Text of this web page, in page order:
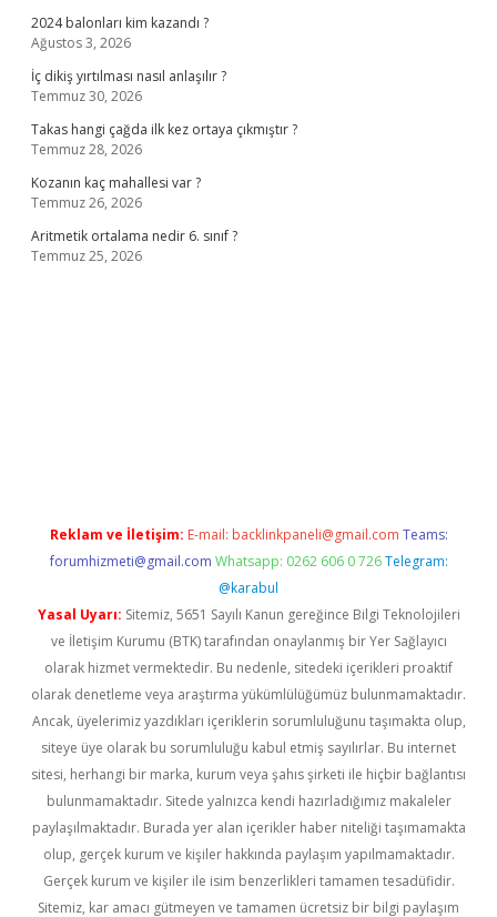
2024 balonları kim kazandı ?
Ağustos 3, 2026
İç dikiş yırtılması nasıl anlaşılır ?
Temmuz 30, 2026
Takas hangi çağda ilk kez ortaya çıkmıştır ?
Temmuz 28, 2026
Kozanın kaç mahallesi var ?
Temmuz 26, 2026
Aritmetik ortalama nedir 6. sınıf ?
Temmuz 25, 2026
Reklam ve İletişim: E-mail: backlinkpaneli@gmail.com Teams:
forumhizmeti@gmail.com Whatsapp: 0262 606 0 726 Telegram:
@karabul
Yasal Uyarı: Sitemiz, 5651 Sayılı Kanun gereğince Bilgi Teknolojileri
ve İletişim Kurumu (BTK) tarafından onaylanmış bir Yer Sağlayıcı
olarak hizmet vermektedir. Bu nedenle, sitedeki içerikleri proaktif
olarak denetleme veya araştırma yükümlülüğümüz bulunmamaktadır.
Ancak, üyelerimiz yazdıkları içeriklerin sorumluluğunu taşımakta olup,
siteye üye olarak bu sorumluluğu kabul etmiş sayılırlar. Bu internet
sitesi, herhangi bir marka, kurum veya şahıs şirketi ile hiçbir bağlantısı
bulunmamaktadır. Sitede yalnızca kendi hazırladığımız makaleler
paylaşılmaktadır. Burada yer alan içerikler haber niteliği taşımamakta
olup, gerçek kurum ve kişiler hakkında paylaşım yapılmamaktadır.
Gerçek kurum ve kişiler ile isim benzerlikleri tamamen tesadüfidir.
Sitemiz, kar amacı gütmeyen ve tamamen ücretsiz bir bilgi paylaşım